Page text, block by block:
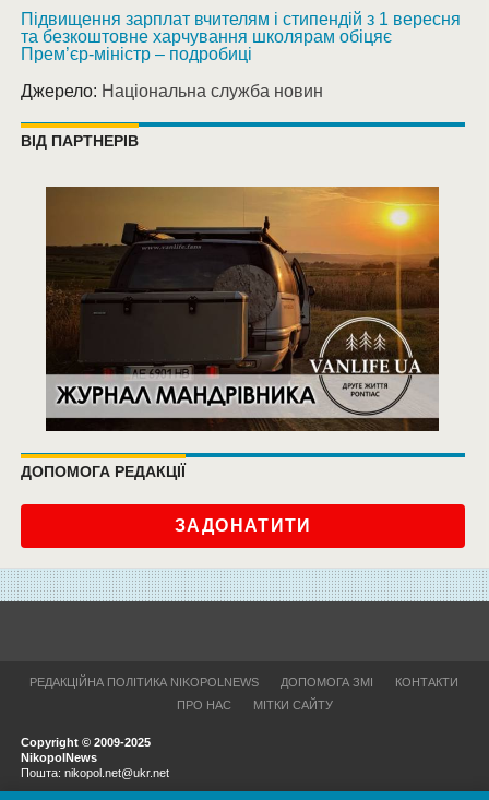
Підвищення зарплат вчителям і стипендій з 1 вересня
та безкоштовне харчування школярам обіцяє
Прем’єр-міністр – подробиці
Джерело: Національна служба новин
ВІД ПАРТНЕРІВ
ДОПОМОГА РЕДАКЦІЇ
ЗАДОНАТИТИ
РЕДАКЦІЙНА ПОЛІТИКА NIKOPOLNEWS ДОПОМОГА ЗМІ
КОНТАКТИ
ПРО НАС
МІТКИ САЙТУ
Copyright © 2009-2025
NikopolNews
Пошта: nikopol.net@ukr.net